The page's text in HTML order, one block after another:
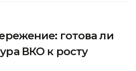
готова ли
ВКО к росту